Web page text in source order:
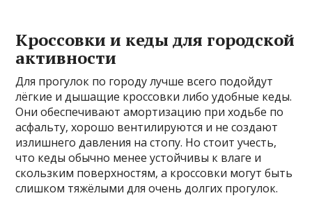
Кроссовки и кеды для городской
активности
Для прогулок по городу лучше всего подойдут
лёгкие и дышащие кроссовки либо удобные кеды.
Они обеспечивают амортизацию при ходьбе по
асфальту, хорошо вентилируются и не создают
излишнего давления на стопу. Но стоит учесть,
что кеды обычно менее устойчивы к влаге и
скользким поверхностям, а кроссовки могут быть
слишком тяжёлыми для очень долгих прогулок.